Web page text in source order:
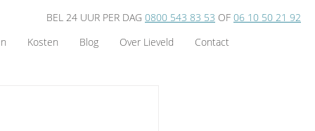
Kosten Blog Over Lieveld Contact
BEL 24 UUR PER DAG 0800 543 83 53 OF 06 10 50 21 92